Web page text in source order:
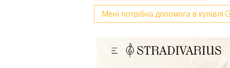
Мені потрібна допомога в купівлі